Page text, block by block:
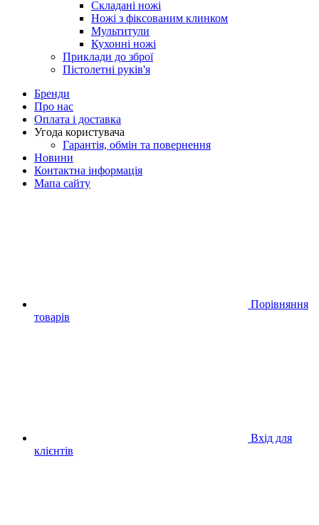
Складані ножі
Ножі з фіксованим клинком
Мультитули
Кухонні ножі
Приклади до зброї
Пістолетні руків'я
Бренди
Про нас
Оплата і доставка
Угода користувача
Гарантія, обмін та повернення
Новини
Контактна інформація
Мапа сайту
Порівняння
товарів
Вхід для
клієнтів